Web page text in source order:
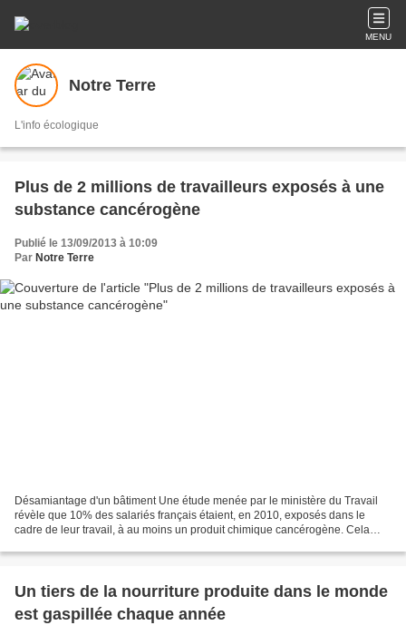
MENU
Notre Terre
L'info écologique
Plus de 2 millions de travailleurs exposés à une
substance cancérogène
Publié le 13/09/2013 à 10:09
Par Notre Terre
Désamiantage d'un bâtiment Une étude menée par le ministère du Travail
révèle que 10% des salariés français étaient, en 2010, exposés dans le
cadre de leur travail, à au moins un produit chimique cancérogène. Cela
Un tiers de la nourriture produite dans le monde
est gaspillée chaque année